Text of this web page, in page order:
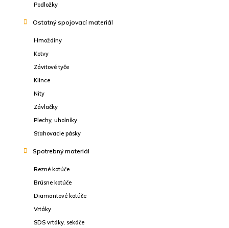
Podložky
Ostatný spojovací materiál
Hmoždiny
Kotvy
Závitové tyče
Klince
Nity
Závlačky
Plechy, uholníky
Sťahovacie pásky
Spotrebný materiál
Rezné kotúče
Brúsne kotúče
Diamantové kotúče
Vrtáky
SDS vrtáky, sekáče